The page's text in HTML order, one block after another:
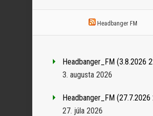
Headbanger FM
Headbanger_FM (3.8.2026
3. augusta 2026
Headbanger_FM (27.7.2026
27. júla 2026